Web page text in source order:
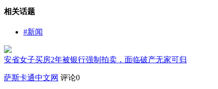
相关话题
#新闻
安省女子买房2年被银行强制拍卖，面临破产无家可归
萨斯卡通中文网 评论0